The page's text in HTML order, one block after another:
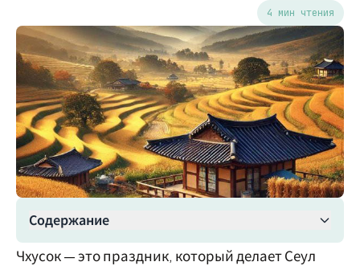
4 мин чтения
Содержание
Чхусок — это праздник, который делает Сеул